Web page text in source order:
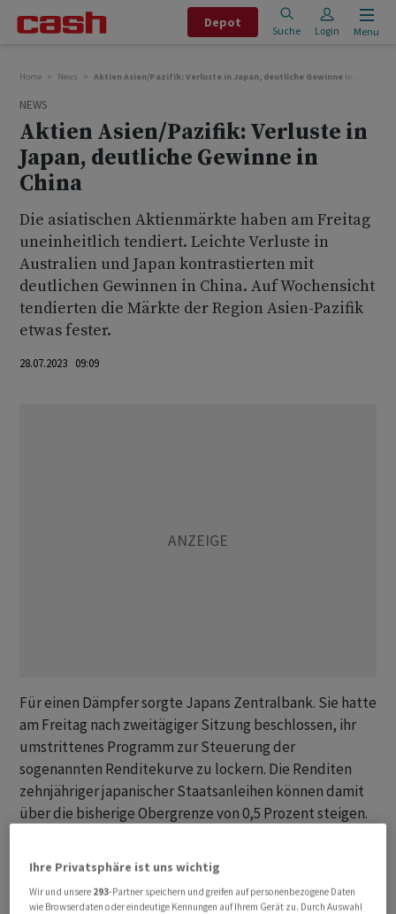
Depot
Suche Login Menu
Home News Aktien Asien/Pazifik: Verluste in Japan, deutliche Gewinne in China
NEWS
Aktien Asien/Pazifik: Verluste in
Japan, deutliche Gewinne in
China
Die asiatischen Aktienmärkte haben am Freitag
uneinheitlich tendiert. Leichte Verluste in
Australien und Japan kontrastierten mit
deutlichen Gewinnen in China. Auf Wochensicht
tendierten die Märkte der Region Asien-Pazifik
etwas fester.
28.07.2023 09:09
Für einen Dämpfer sorgte Japans Zentralbank. Sie hatte
am Freitag nach zweitägiger Sitzung beschlossen, ihr
umstrittenes Programm zur Steuerung der
sogenannten Renditekurve zu lockern. Die Renditen
zehnjähriger japanischer Staatsanleihen können damit
über die bisherige Obergrenze von 0,5 Prozent steigen.
Nebeneffekte der niedrigen Kreditkosten in den Griff zu
bekommen und eine drastische Abschwächung des Yen
zu verhindern.
Ihre Privatsphäre ist uns wichtig
Wir und unsere 293-Partner speichern und greifen auf personenbezogene Daten
wie Browserdaten oder eindeutige Kennungen auf Ihrem Gerät zu. Durch Auswahl